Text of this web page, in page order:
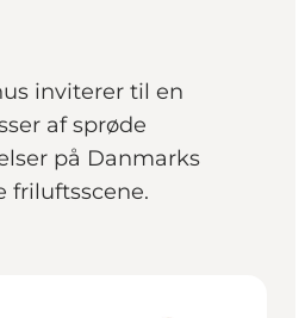
inviterer til en
af sprøde
på Danmarks
friluftsscene.